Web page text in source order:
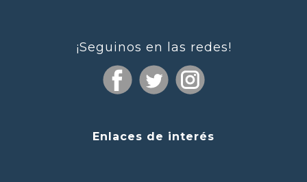
¡Seguinos en las redes!
Enlaces de interés